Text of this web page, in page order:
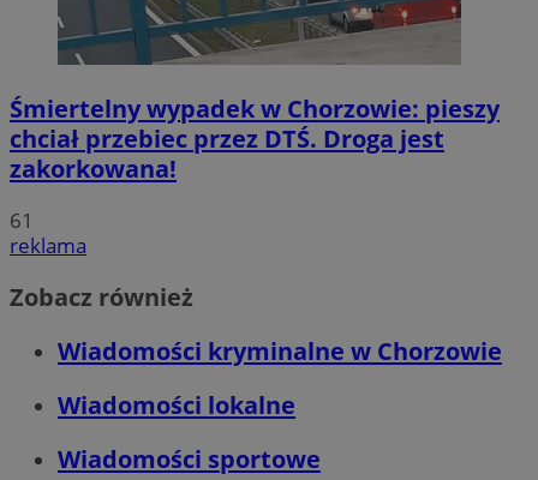
Śmiertelny wypadek w Chorzowie: pieszy
chciał przebiec przez DTŚ. Droga jest
zakorkowana!
61
reklama
Zobacz również
Wiadomości kryminalne w Chorzowie
Wiadomości lokalne
Wiadomości sportowe